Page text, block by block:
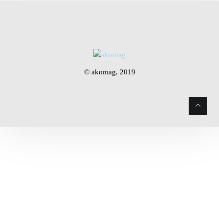
© akomag, 2019